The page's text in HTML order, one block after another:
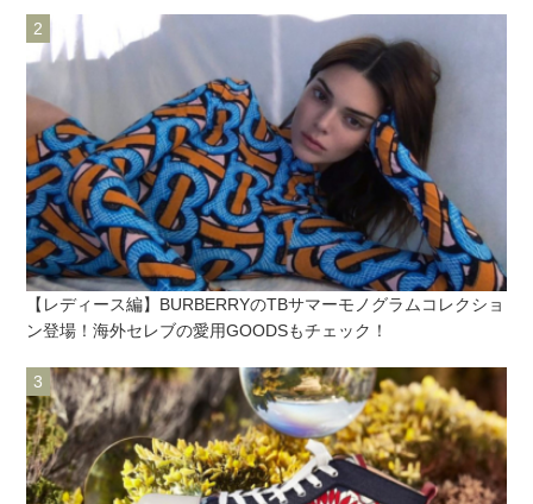
【レディース編】BURBERRYのTBサマーモノグラムコレクショ
ン登場！海外セレブの愛用GOODSもチェック！